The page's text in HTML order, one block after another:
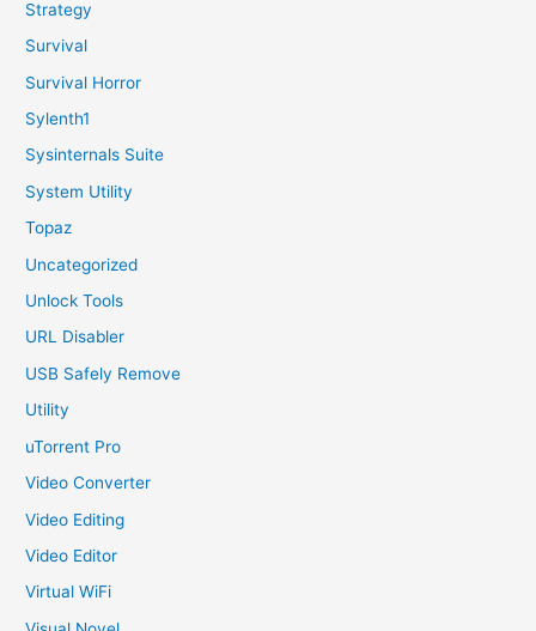
Strategy
Survival
Survival Horror
Sylenth1
Sysinternals Suite
System Utility
Topaz
Uncategorized
Unlock Tools
URL Disabler
USB Safely Remove
Utility
uTorrent Pro
Video Converter
Video Editing
Video Editor
Virtual WiFi